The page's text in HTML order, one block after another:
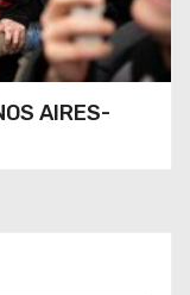
AIRES-